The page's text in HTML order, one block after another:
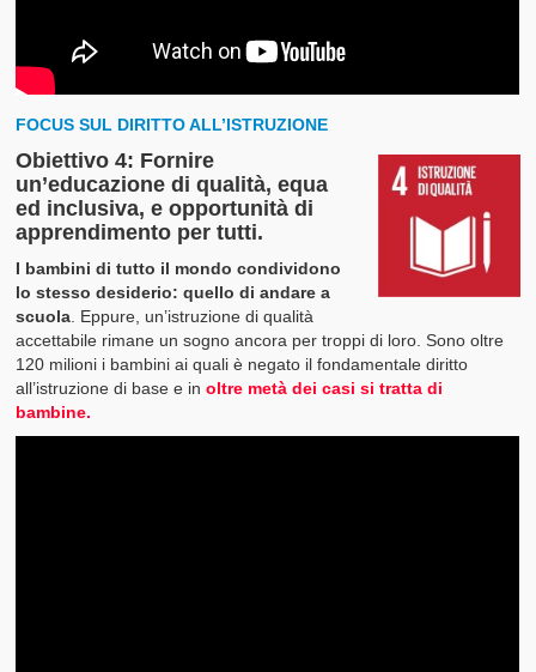
FOCUS SUL DIRITTO ALL’ISTRUZIONE
Obiettivo 4: Fornire
un’educazione di qualità, equa
ed inclusiva, e opportunità di
apprendimento per tutti.
I bambini di tutto il mondo condividono
lo stesso desiderio: quello di andare a
scuola. Eppure, un’istruzione di qualità
accettabile rimane un sogno ancora per troppi di loro. Sono oltre
120 milioni i bambini ai quali è negato il fondamentale diritto
all’istruzione di base e inoltre metà dei casi si tratta di
bambine.